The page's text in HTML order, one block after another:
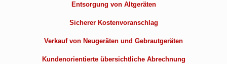
Entsorgung von Altgeräten
Sicherer Kostenvoranschlag
Verkauf von Neugeräten und Gebrautgeräten
Kundenorientierte übersichtliche Abrechnung